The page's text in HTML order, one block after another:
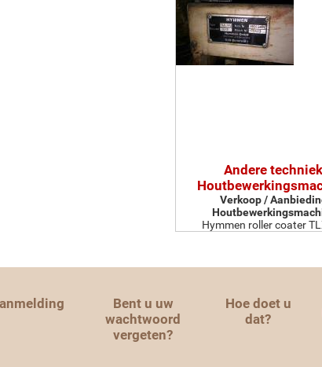
Andere
Verkoop /
Hymmen roller coater
Bent u uw
wachtwoord
vergeten?
Hoe doet u
dat?